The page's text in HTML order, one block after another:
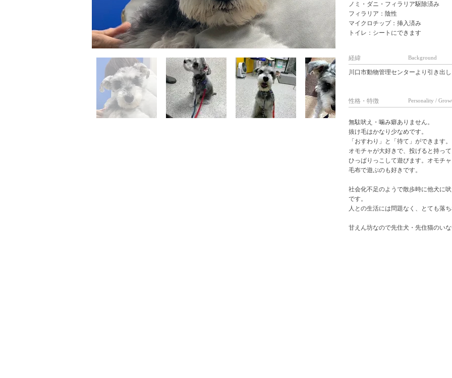
ノミ・ダニ・フィラリア駆除済み
フィラリア：陰性
マイクロチップ：挿入済み
トイレ：シートにできます
Background
経緯
川口市動物管理センターより引き出し
Personality /
性格・特徴
無駄吠え・噛み癖ありません。
抜け毛はかなり少なめです。
「おすわり」と「待て」ができます。
オモチャが大好きで、投げると持って
ひっぱりっこして遊びます。オモチ
毛布で遊ぶのも好きです。
社会化不足のようで散歩時に他犬に
です。
人との生活には問題なく、とても落
甘えん坊なので先住犬・先住猫のい